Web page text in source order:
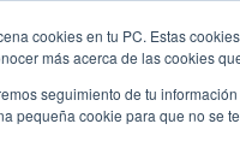
cookies en tu PC. Estas
más acerca de las cookies
seguimiento de tu
pequeña cookie para que no se
INICIO
INICIO